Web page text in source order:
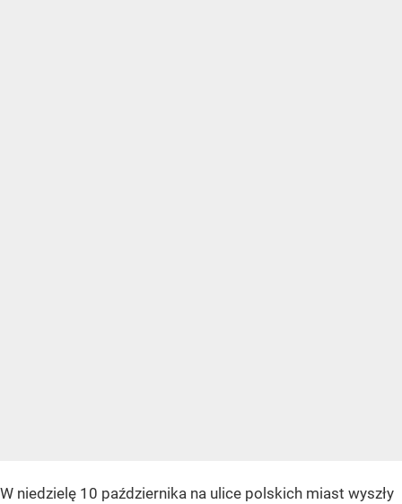
W niedzielę 10 października na ulice polskich miast wyszły